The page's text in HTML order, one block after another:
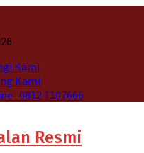
Kami
Kami
: 0812 1107666